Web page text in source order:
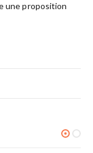
une proposition